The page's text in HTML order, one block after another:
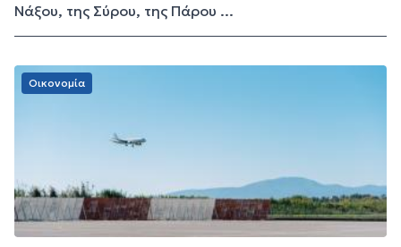
Νάξου, της Σύρου, της Πάρου ...
Οικονομία